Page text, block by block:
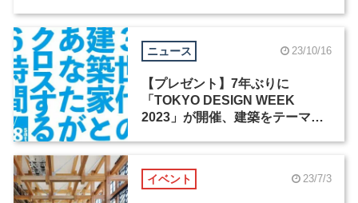
ニュース 23/10/16
【プレゼント】7年ぶりに
「TOKYO DESIGN WEEK
2023」が開催、建築をテーマに
イベント 23/7/3